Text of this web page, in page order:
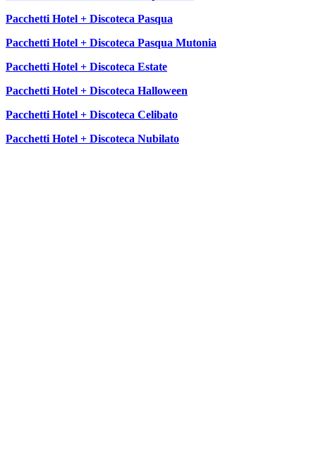
Pacchetti Hotel + Discoteca Pasqua
Pacchetti Hotel + Discoteca Pasqua Mutonia
Pacchetti Hotel + Discoteca Estate
Pacchetti Hotel + Discoteca Halloween
Pacchetti Hotel + Discoteca Celibato
Pacchetti Hotel + Discoteca Nubilato